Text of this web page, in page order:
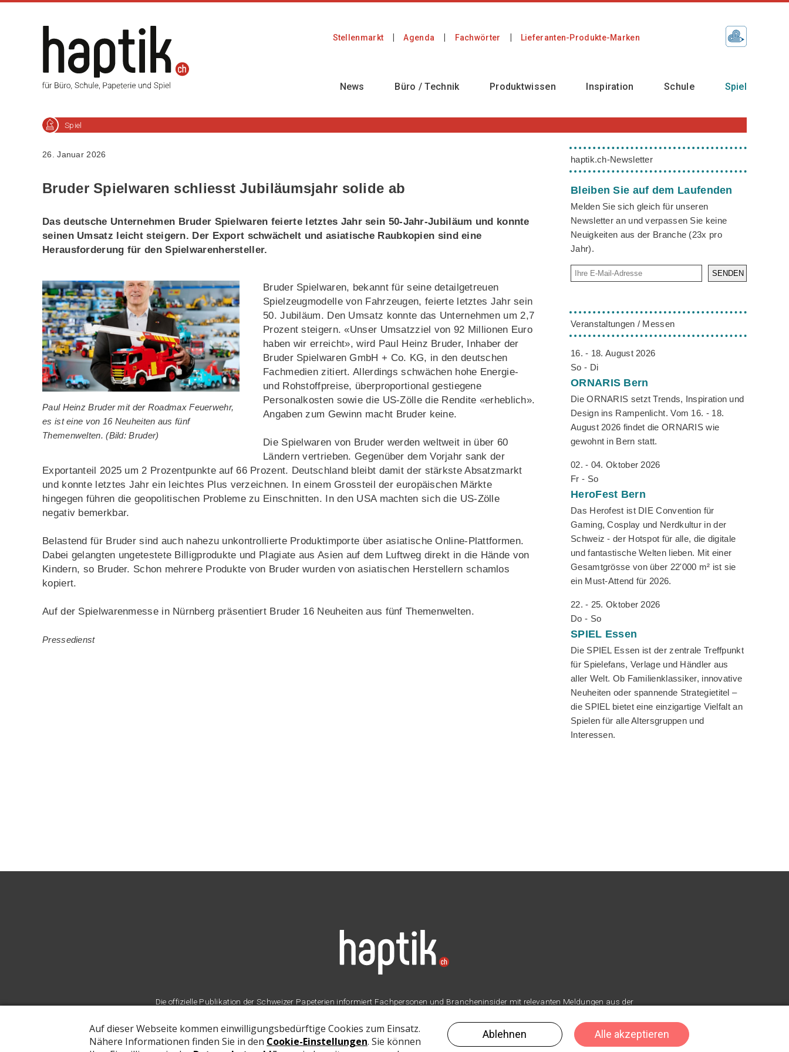
Stellenmarkt Agenda Fachwörter Lieferanten-Produkte-Marken
News Büro / Technik Produktwissen Inspiration Schule Spiel
Spiel
26. Januar 2026
Bruder Spielwaren schliesst Jubiläumsjahr solide ab
Das deutsche Unternehmen Bruder Spielwaren feierte letztes Jahr sein 50-Jahr-Jubiläum und konnte
seinen Umsatz leicht steigern. Der Export schwächelt und asiatische Raubkopien sind eine
Herausforderung für den Spielwarenhersteller.
Paul Heinz Bruder mit der Roadmax Feuerwehr,
es ist eine von 16 Neuheiten aus fünf
Themenwelten. (Bild: Bruder)
Bruder Spielwaren, bekannt für seine detailgetreuen
Spielzeugmodelle von Fahrzeugen, feierte letztes Jahr sein
50. Jubiläum. Den Umsatz konnte das Unternehmen um 2,7
Prozent steigern. «Unser Umsatzziel von 92 Millionen Euro
haben wir erreicht», wird Paul Heinz Bruder, Inhaber der
Bruder Spielwaren GmbH + Co. KG, in den deutschen
Fachmedien zitiert. Allerdings schwächen hohe Energie-
und Rohstoffpreise, überproportional gestiegene
Personalkosten sowie die US-Zölle die Rendite «erheblich».
Angaben zum Gewinn macht Bruder keine.
Die Spielwaren von Bruder werden weltweit in über 60
Ländern vertrieben. Gegenüber dem Vorjahr sank der
Exportanteil 2025 um 2 Prozentpunkte auf 66 Prozent. Deutschland bleibt damit der stärkste Absatzmarkt
und konnte letztes Jahr ein leichtes Plus verzeichnen. In einem Grossteil der europäischen Märkte
hingegen führen die geopolitischen Probleme zu Einschnitten. In den USA machten sich die US-Zölle
negativ bemerkbar.
Belastend für Bruder sind auch nahezu unkontrollierte Produktimporte über asiatische Online-Plattformen.
Dabei gelangten ungetestete Billigprodukte und Plagiate aus Asien auf dem Luftweg direkt in die Hände von
Kindern, so Bruder. Schon mehrere Produkte von Bruder wurden von asiatischen Herstellern schamlos
kopiert.
Auf der Spielwarenmesse in Nürnberg präsentiert Bruder 16 Neuheiten aus fünf Themenwelten.
Pressedienst
haptik.ch-Newsletter
Bleiben Sie auf dem Laufenden
Melden Sie sich gleich für unseren
Newsletter an und verpassen Sie keine
Neuigkeiten aus der Branche (23x pro
Jahr).
SENDEN
Veranstaltungen / Messen
16. - 18. August 2026
So - Di
ORNARIS Bern
Die ORNARIS setzt Trends, Inspiration und
Design ins Rampenlicht. Vom 16. - 18.
August 2026 findet die ORNARIS wie
gewohnt in Bern statt.
02. - 04. Oktober 2026
Fr - So
HeroFest Bern
Das Herofest ist DIE Convention für
Gaming, Cosplay und Nerdkultur in der
Schweiz - der Hotspot für alle, die digitale
und fantastische Welten lieben. Mit einer
Gesamtgrösse von über 22'000 m² ist sie
ein Must-Attend für 2026.
22. - 25. Oktober 2026
Do - So
SPIEL Essen
Die SPIEL Essen ist der zentrale Treffpunkt
für Spielefans, Verlage und Händler aus
aller Welt. Ob Familienklassiker, innovative
Neuheiten oder spannende Strategietitel –
die SPIEL bietet eine einzigartige Vielfalt an
Spielen für alle Altersgruppen und
Interessen.
Die offizielle Publikation der Schweizer Papeterien informiert Fachpersonen und Brancheninsider mit relevanten Meldungen aus der